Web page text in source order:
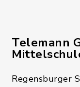
Telemann
Regensburger